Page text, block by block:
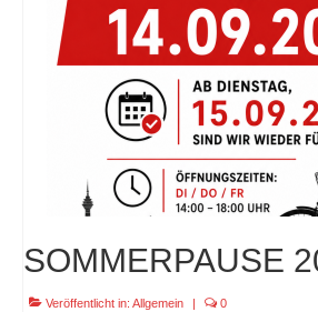
tout terrain pamir / appia /
urban arrow familynext pro /
impressum
SOMMERPAUSE
Veröffentlicht in: Allgemein | 0